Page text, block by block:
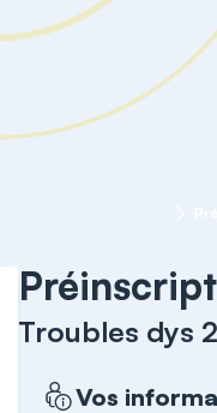
Troubles dys
Vos